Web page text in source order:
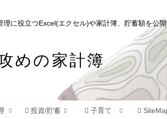
理に役立つExcel(エクセル)や家計簿、貯蓄額を公
めの家計簿
投資/貯蓄 子育て